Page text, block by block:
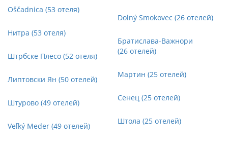
Oščadnica (53 отеля)
Нитра (53 отеля)
Штрбске Плесо (52 отеля)
Липтовски Ян (50 отелей)
Штурово (49 отелей)
Veľký Meder (49 отелей)
Dolný Smokovec (26 отелей)
Братислава-Важнори
(26 отелей)
Мартин (25 отелей)
Сенец (25 отелей)
Штола (25 отелей)